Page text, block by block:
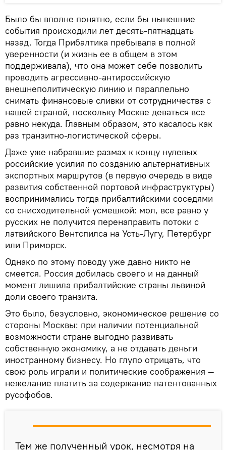
Было бы вполне понятно, если бы нынешние
события происходили лет десять-пятнадцать
назад. Тогда Прибалтика пребывала в полной
уверенности (и жизнь ее в общем в этом
поддерживала), что она может себе позволить
проводить агрессивно-антироссийскую
внешнеполитическую линию и параллельно
снимать финансовые сливки от сотрудничества с
нашей страной, поскольку Москве деваться все
равно некуда. Главным образом, это касалось как
раз транзитно-логистической сферы.
Даже уже набравшие размах к концу нулевых
российские усилия по созданию альтернативных
экспортных маршрутов (в первую очередь в виде
развития собственной портовой инфраструктуры)
воспринимались тогда прибалтийскими соседями
со снисходительной усмешкой: мол, все равно у
русских не получится перенаправить потоки с
латвийского Вентспилса на Усть-Лугу, Петербург
или Приморск.
Однако по этому поводу уже давно никто не
смеется. Россия добилась своего и на данный
момент лишила прибалтийские страны львиной
доли своего транзита.
Это было, безусловно, экономическое решение со
стороны Москвы: при наличии потенциальной
возможности стране выгодно развивать
собственную экономику, а не отдавать деньги
иностранному бизнесу. Но глупо отрицать, что
свою роль играли и политические соображения —
нежелание платить за содержание патентованных
русофобов.
Тем же полученный урок, несмотря на